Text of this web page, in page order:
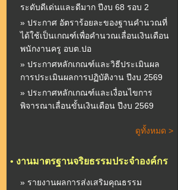
ระดับดีเด่นและดีมาก ปีงบ 68 รอบ 2
» ประกาศ อัตราร้อยละของฐานคำนวณที่
ได้ใช้เป็นเกณฑ์เพื่อคำนวณเลื่อนเงินเดือน
พนักงานครู อบต.ปอ
» ประกาศหลักเกณฑ์และวิธีประเมินผล
การประเมินผลการปฏิบัติงาน ปีงบ 2569
» ประกาศหลักเกณฑ์และเงื่อนไขการ
พิจารณาเลื่อนขั้นเงินเดือน ปีงบ 2569
ดูทั้งหมด >
• งานมาตรฐานจริยธรรมประจำองค์กร
» รายงานผลการส่งเสริมคุณธรรม